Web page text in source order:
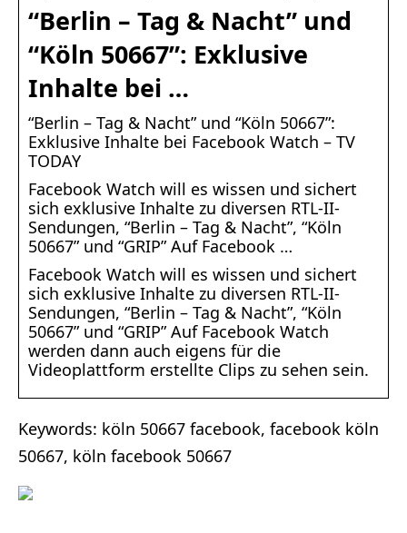
“Berlin – Tag & Nacht” und
“Köln 50667”: Exklusive
Inhalte bei …
“Berlin – Tag & Nacht” und “Köln 50667”:
Exklusive Inhalte bei Facebook Watch – TV
TODAY
Facebook Watch will es wissen und sichert
sich exklusive Inhalte zu diversen RTL-II-
Sendungen, “Berlin – Tag & Nacht”, “Köln
50667” und “GRIP” Auf Facebook …
Facebook Watch will es wissen und sichert
sich exklusive Inhalte zu diversen RTL-II-
Sendungen, “Berlin – Tag & Nacht”, “Köln
50667” und “GRIP” Auf Facebook Watch
werden dann auch eigens für die
Videoplattform erstellte Clips zu sehen sein.
Keywords: köln 50667 facebook, facebook köln
50667, köln facebook 50667